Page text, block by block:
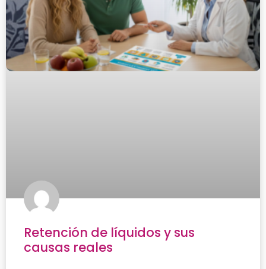
Retención de líquidos y sus
causas reales